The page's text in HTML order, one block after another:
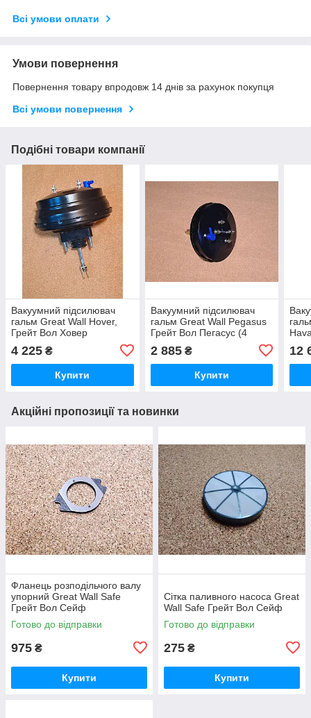
Всі умови оплати
Умови повернення
Повернення товару впродовж 14 днів за рахунок покупця
Всі умови повернення
Подібні товари компанії
Вакуумний підсилювач
гальм Great Wall Hover,
Грейт Вол Ховер
4 225 ₴
Купити
Вакуумний підсилювач
гальм Great Wall Pegasus
Грейт Вол Пегасус (4
2 885₴
Купити
12
Акційні пропозиції та новинки
Фланець розподільчого валу
упорний Great Wall Safe
Грейт Вол Сейф
Готово до відправки
975 ₴
Купити
Сітка паливного насоса Great
Wall Safe Грейт Вол Сейф
Готово до відправки
275 ₴
Купити